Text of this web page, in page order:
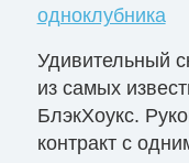
одноклубника
Удивительный
из самых
БлэкХоукс.
контракт с